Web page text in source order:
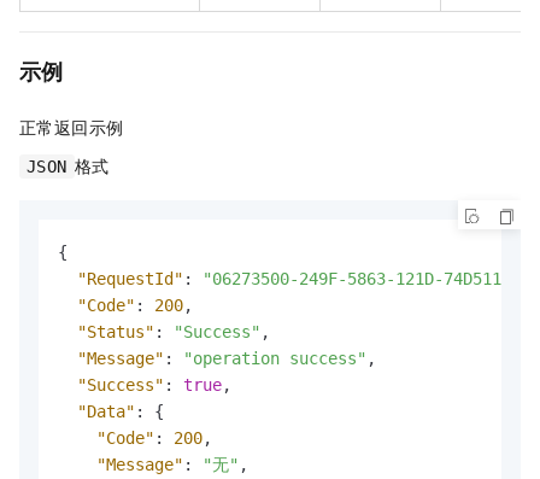
示例
正常返回示例
JSON 格式
{
"RequestId" :
"06273500-249F-5863-121D-
"Code" : 200,
"Status" : "Success" ,
"Message" : "operation success" ,
"Success" : true,
"Data" :
{
"Code" : 200,
"Message" : "无" ,